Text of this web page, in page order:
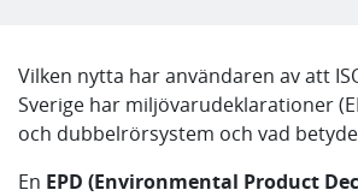
Vilken nytta har användaren av att
Sverige har miljövarudeklarationer
och dubbelrörsystem och vad
En EPD (Environmental Product